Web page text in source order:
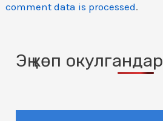
comment data is processed.
Эң көп окулгандар